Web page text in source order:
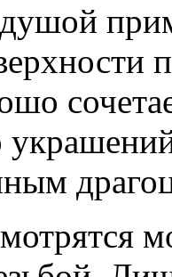
душой